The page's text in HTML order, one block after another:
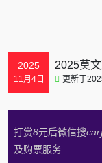
2025
11月4日
2025莫
更新于
打赏8元后微信搜
及购票服务